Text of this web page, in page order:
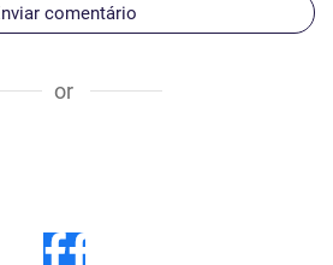
comentário
or